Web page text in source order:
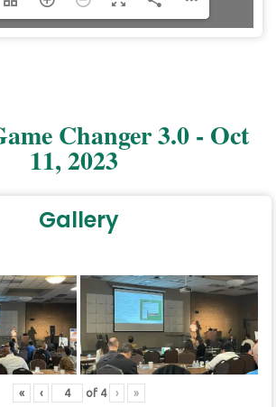
Changer 3.0 - Oct
11, 2023
Gallery
« ‹ of 4 › »